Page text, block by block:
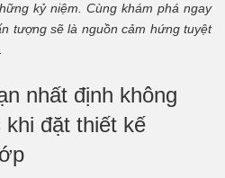
kỷ niệm. Cùng khám phá ngay
tượng sẽ là nguồn cảm hứng tuyệt
nhất định không
đặt thiết kế